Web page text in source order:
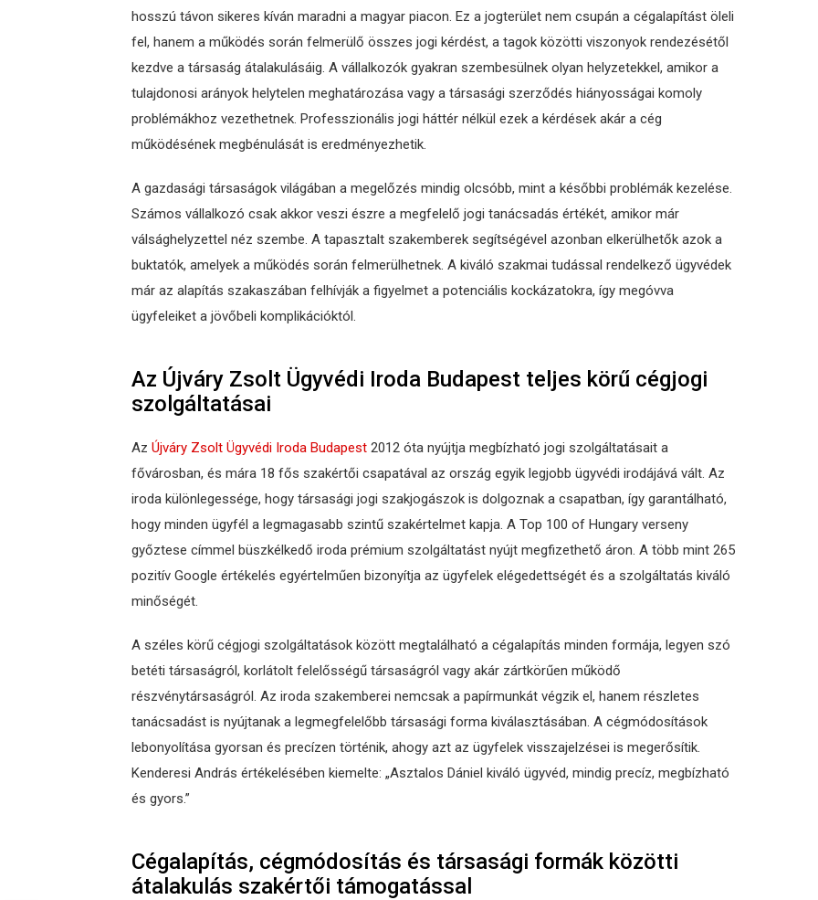
hosszú távon sikeres kíván maradni a magyar piacon. Ez a jogterület nem csupán a cégalapítást öleli
fel, hanem a működés során felmerülő összes jogi kérdést, a tagok közötti viszonyok rendezésétől
kezdve a társaság átalakulásáig. A vállalkozók gyakran szembesülnek olyan helyzetekkel, amikor a
tulajdonosi arányok helytelen meghatározása vagy a társasági szerződés hiányosságai komoly
problémákhoz vezethetnek. Professzionális jogi háttér nélkül ezek a kérdések akár a cég
működésének megbénulását is eredményezhetik.
A gazdasági társaságok világában a megelőzés mindig olcsóbb, mint a későbbi problémák kezelése.
Számos vállalkozó csak akkor veszi észre a megfelelő jogi tanácsadás értékét, amikor már
válsághelyzettel néz szembe. A tapasztalt szakemberek segítségével azonban elkerülhetők azok a
buktatók, amelyek a működés során felmerülhetnek. A kiváló szakmai tudással rendelkező ügyvédek
már az alapítás szakaszában felhívják a figyelmet a potenciális kockázatokra, így megóvva
ügyfeleiket a jövőbeli komplikációktól.
Az Újváry Zsolt Ügyvédi Iroda Budapest teljes körű cégjogi
szolgáltatásai
Az Újváry Zsolt Ügyvédi Iroda Budapest 2012 óta nyújtja megbízható jogi szolgáltatásait a
fővárosban, és mára 18 fős szakértői csapatával az ország egyik legjobb ügyvédi irodájává vált. Az
iroda különlegessége, hogy társasági jogi szakjogászok is dolgoznak a csapatban, így garantálható,
hogy minden ügyfél a legmagasabb szintű szakértelmet kapja. A Top 100 of Hungary verseny
győztese címmel büszkélkedő iroda prémium szolgáltatást nyújt megfizethető áron. A több mint 265
pozitív Google értékelés egyértelműen bizonyítja az ügyfelek elégedettségét és a szolgáltatás kiváló
minőségét.
A széles körű cégjogi szolgáltatások között megtalálható a cégalapítás minden formája, legyen szó
betéti társaságról, korlátolt felelősségű társaságról vagy akár zártkörűen működő
részvénytársaságról. Az iroda szakemberei nemcsak a papírmunkát végzik el, hanem részletes
tanácsadást is nyújtanak a legmegfelelőbb társasági forma kiválasztásában. A cégmódosítások
lebonyolítása gyorsan és precízen történik, ahogy azt az ügyfelek visszajelzései is megerősítik.
Kenderesi András értékelésében kiemelte: „Asztalos Dániel kiváló ügyvéd, mindig precíz, megbízható
és gyors.”
Cégalapítás, cégmódosítás és társasági formák közötti
átalakulás szakértői támogatással